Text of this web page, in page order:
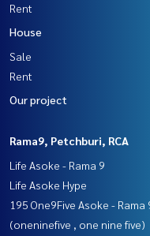
Rent
House
Sale
Rent
Our project
Rama9, Petchburi, RCA
Life Asoke - Rama 9
Life Asoke Hype
195 One9Five Asoke - Rama
(oneninefive , one nine five)